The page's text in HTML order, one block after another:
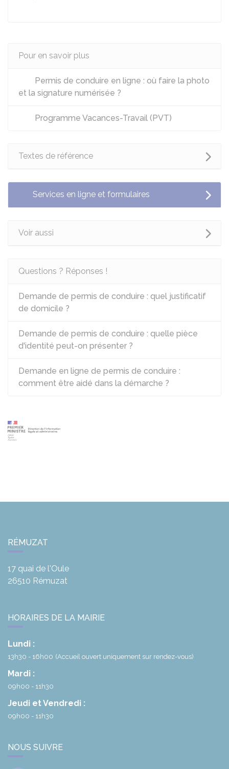
Pour en savoir plus
Permis de conduire en ligne : où faire la photo
et la signature numérisée ?
Programme Vacances-Travail (PVT)
Textes de référence
Services en ligne et formulaires
Voir aussi
Questions ? Réponses !
Demande de permis de conduire : quel justificatif
de domicile ?
Demande de permis de conduire : quelle pièce
d'identité peut-on présenter ?
Demande en ligne de permis de conduire :
comment être aidé dans la démarche ?
RÉMUZAT
17 quai de l'Oule
26510 Rémuzat
HORAIRES DE LA MAIRIE
Lundi :
13h30 - 16h00 (Accueil ouvert uniquement sur rendez-vous)
Mardi :
09h00 - 11h30
Jeudi et Vendredi :
09h00 - 11h30
NOUS SUIVRE